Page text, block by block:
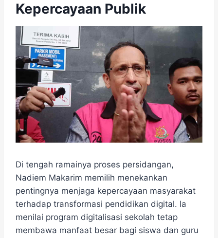
Kepercayaan Publik
Di tengah ramainya proses persidangan,
Nadiem Makarim memilih menekankan
pentingnya menjaga kepercayaan masyarakat
terhadap transformasi pendidikan digital. Ia
menilai program digitalisasi sekolah tetap
membawa manfaat besar bagi siswa dan guru